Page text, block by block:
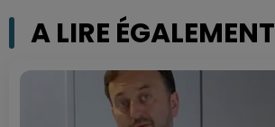
A LIRE ÉGALEMENT